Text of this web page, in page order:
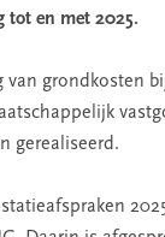
tot en met 2025.
grondkosten
gerealiseerd.